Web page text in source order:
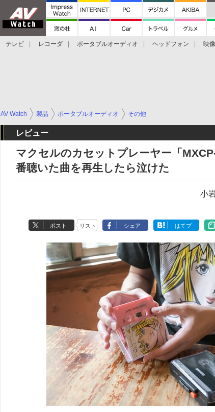
テレビ レコーダ ポータブルオーディオ ヘッドフォン 映
AV Watch 製品 ポータブルオーディオ その他
レビュー
マクセルのカセットプレーヤー「
番聴いた曲を再生したら泣けた
小
ポスト リスト シェア はてブ